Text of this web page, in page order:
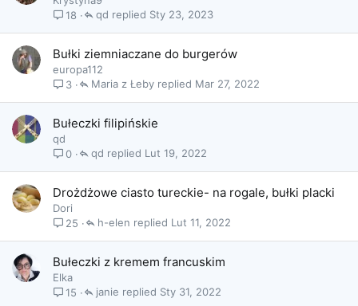
18
Sty 23, 2023
qd
Bułki ziemniaczane do burgerów
europa112
3
Mar 27, 2022
Maria z Łeby
Bułeczki filipińskie
qd
0
Lut 19, 2022
qd
Drożdżowe ciasto tureckie- na rogale, bułki placki
Dori
25
Lut 11, 2022
h-elen
Bułeczki z kremem francuskim
Elka
15
Sty 31, 2022
janie